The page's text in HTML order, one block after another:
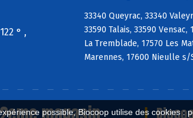
possible, Biocoop utilise des cookies
° ,
33340 Queyrac, 33340
33590 Talais, 33590
La Tremblade, 17570 Les
Marennes, 17600 Nieulle s/